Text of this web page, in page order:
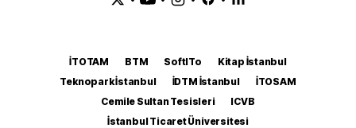
İTOTAM BTM SoftITo
Kitap İstanbul
Teknopark İstanbul
İDTM İstanbul
İTOSAM
Cemile Sultan Tesisleri
ICVB
İstanbul Ticaret Üniversitesi